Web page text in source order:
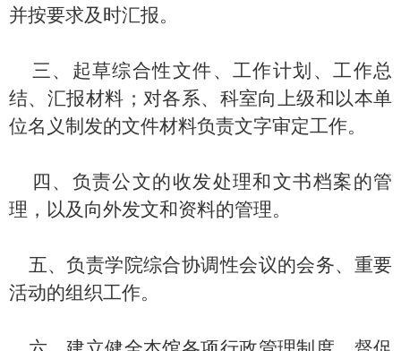
并按要求及时汇报。
三、起草综合性文件、工作计划、工作总
结、汇报材料；对各系、科室向上级和以本单
位名义制发的文件材料负责文字审定工作。
四、负责公文的收发处理和文书档案的管
理，以及向外发文和资料的管理。
五、负责学院综合协调性会议的会务、重要
活动的组织工作。